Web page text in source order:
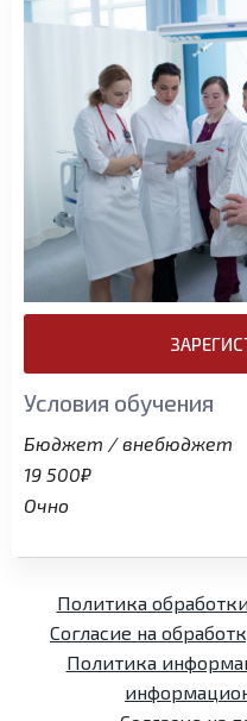
Условия обучения
Бюджет / внебюджет
19 500₽
Очно
Политика
Согласие на
Политика